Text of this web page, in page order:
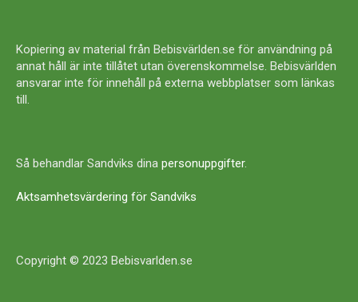
Kopiering av material från Bebisvärlden.se för användning på
annat håll är inte tillåtet utan överenskommelse. Bebisvärlden
ansvarar inte för innehåll på externa webbplatser som länkas
till.
Så behandlar Sandviks dina personuppgifter.
Aktsamhetsvärdering för Sandviks
Copyright © 2023 Bebisvarlden.se